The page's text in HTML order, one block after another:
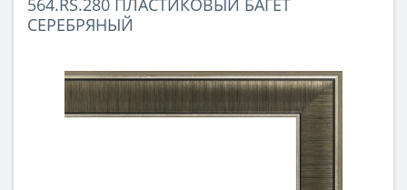
СЕРЕБРЯНЫЙ